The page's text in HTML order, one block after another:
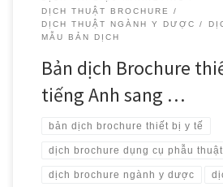
DỊCH THUẬT BROCHURE
DỊCH THUẬT NGÀNH Y DƯỢC
MẪU BẢN DỊCH
Bản dịch Brochure
tiếng Anh sang …
bản dịch brochure thiết bị y tế
dịch brochure dụng cụ phẫu thuật
dịch brochure ngành y dược